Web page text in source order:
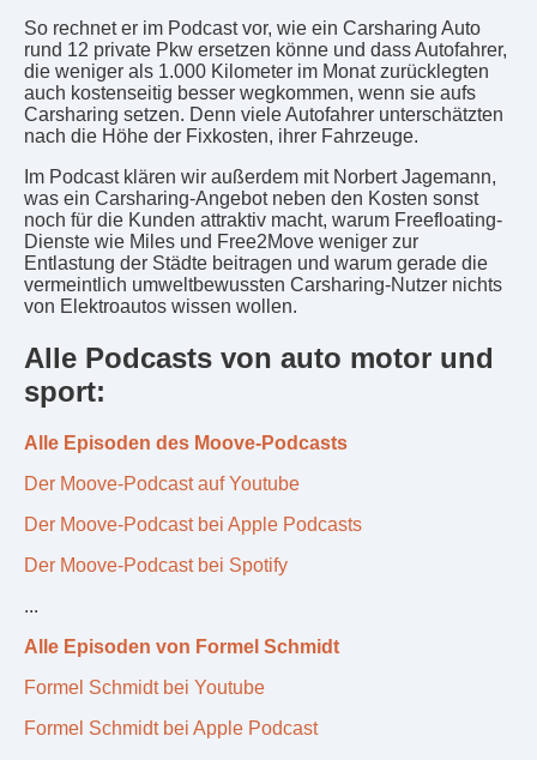
So rechnet er im Podcast vor, wie ein Carsharing Auto
rund 12 private Pkw ersetzen könne und dass Autofahrer,
die weniger als 1.000 Kilometer im Monat zurücklegten
auch kostenseitig besser wegkommen, wenn sie aufs
Carsharing setzen. Denn viele Autofahrer unterschätzten
nach die Höhe der Fixkosten, ihrer Fahrzeuge.
Im Podcast klären wir außerdem mit Norbert Jagemann,
was ein Carsharing-Angebot neben den Kosten sonst
noch für die Kunden attraktiv macht, warum Freefloating-
Dienste wie Miles und Free2Move weniger zur
Entlastung der Städte beitragen und warum gerade die
vermeintlich umweltbewussten Carsharing-Nutzer nichts
von Elektroautos wissen wollen.
Alle Podcasts von auto motor und
sport:
Alle Episoden des Moove-Podcasts
Der Moove-Podcast auf Youtube
Der Moove-Podcast bei Apple Podcasts
Der Moove-Podcast bei Spotify
...
Alle Episoden von Formel Schmidt
Formel Schmidt bei Youtube
Formel Schmidt bei Apple Podcast